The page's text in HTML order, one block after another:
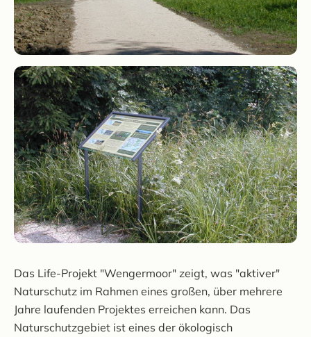
Das Life-Projekt "Wengermoor" zeigt, was "aktiver"
Naturschutz im Rahmen eines großen, über mehrere
Jahre laufenden Projektes erreichen kann. Das
Naturschutzgebiet ist eines der ökologisch